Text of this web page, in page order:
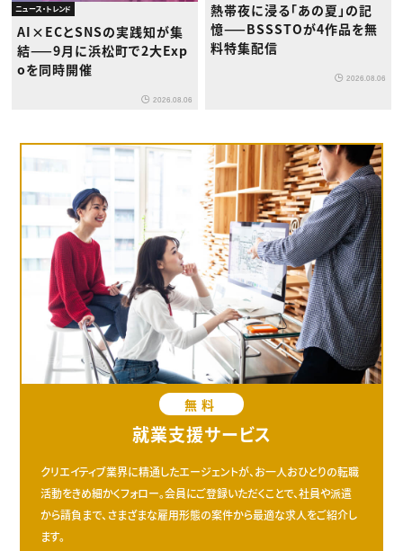
ニュース・トレンド
AI×ECとSNSの実践知が集
結——9月に浜松町で2大Exp
oを同時開催
2026.08.06
熱帯夜に浸る「あの夏」の記
憶——BSSSTOが4作品を無
料特集配信
2026.08.06
無料
就業支援サービス
クリエイティブ業界に精通したエージェントが、お一人おひとりの転職
活動をきめ細かくフォロー。会員にご登録いただくことで、社員や派遣
から請負まで、さまざまな雇用形態の案件から最適な求人をご紹介し
ます。